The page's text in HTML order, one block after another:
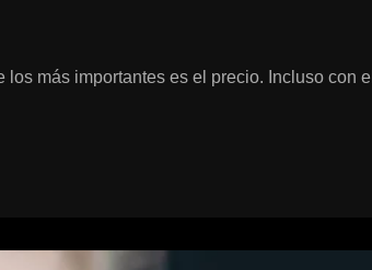
más importantes es el precio. Incluso con el